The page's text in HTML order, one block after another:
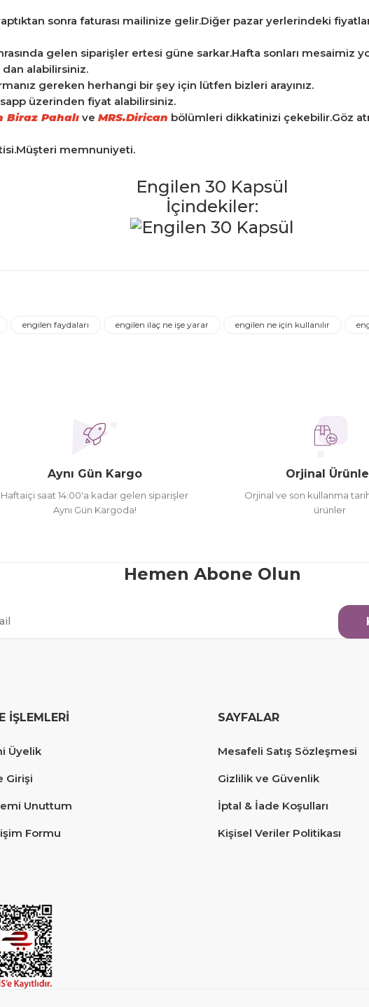
sonra faturası mailinize gelir.Diğer pazar yerlerindeki
gelen siparişler ertesi güne sarkar.Hafta sonları mesaimiz
alabilirsiniz.
gereken herhangi bir şey için lütfen bizleri arayınız.
üzerinden fiyat alabilirsiniz.
Biraz Pahalı ve MRS.Dirican bölümleri dikkatinizi çekebilir.Göz
memnuniyeti.
Engilen 30 Kapsül
İçindekiler:
gönderim.
engilen faydaları engilen ilaç ne işe yarar engilen ne için kullanılır
Aynı Gün Kargo
Haftaiçi saat 14:00'a kadar gelen siparişler
Aynı Gün Kargoda!
Orjinal
Orjinal ve son kullanma
ürünler
Hemen Abone Olun
İŞLEMLERİ
Üyelik
Girişi
Unuttum
Formu
SAYFALAR
Mesafeli Satış Sözleşmesi
Gizlilik ve Güvenlik
İptal & İade Koşulları
Kişisel Veriler Politikası